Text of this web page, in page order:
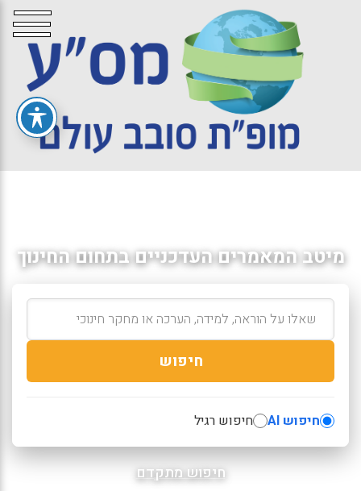
מיטב המאמרים העדכניים בתחום החינוך
חיפוש
חיפוש AI חיפוש רגיל
חיפוש מתקדם